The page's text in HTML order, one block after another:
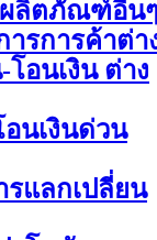
ผลิตภัณฑ์อื่น
ารการค้าต่า
โอนเงิน ต่าง
อนเงินด่วน
รแลกเปลี่ยน